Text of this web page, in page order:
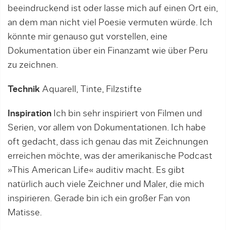
beeindruckend ist oder lasse mich auf einen Ort ein,
an dem man nicht viel Poesie vermuten würde. Ich
könnte mir genauso gut vorstellen, eine
Dokumentation über ein Finanzamt wie über Peru
zu zeichnen.
Technik Aquarell, Tinte, Filzstifte
Inspiration Ich bin sehr inspiriert von Filmen und
Serien, vor allem von Dokumentationen. Ich habe
oft gedacht, dass ich genau das mit Zeichnungen
erreichen möchte, was der amerikanische Podcast
»This American Life« auditiv macht. Es gibt
natürlich auch viele Zeichner und Maler, die mich
inspirieren. Gerade bin ich ein großer Fan von
Matisse.